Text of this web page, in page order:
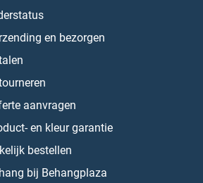
en bezorgen
aanvragen
en kleur garantie
bestellen
bij Behangplaza